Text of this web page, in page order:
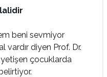
beni sevmiyor
diyen Prof. Dr.
çocuklarda